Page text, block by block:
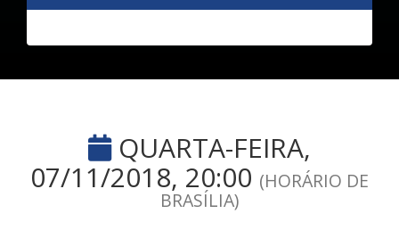
QUARTA-FEIRA,
07/11/2018, 20:00 (HORÁRIO DE
BRASÍLIA)